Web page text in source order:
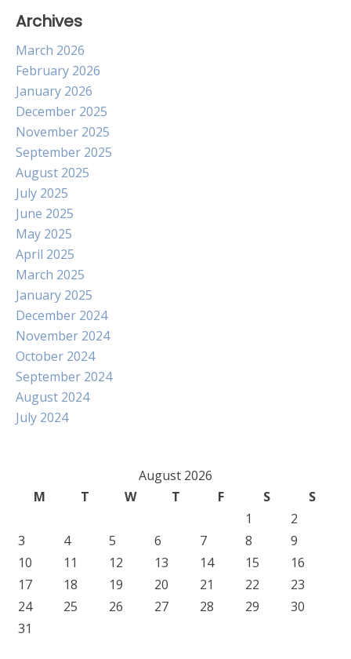
Archives
March 2026
February 2026
January 2026
December 2025
November 2025
September 2025
August 2025
July 2025
June 2025
May 2025
April 2025
March 2025
January 2025
December 2024
November 2024
October 2024
September 2024
August 2024
July 2024
August 2026
M
T W T F S
S
1
2
3
4 5 6 7 8
9
10
11 12 13 14 15
16
17
18 19 20 21 22
23
24
25 26 27 28 29
30
31